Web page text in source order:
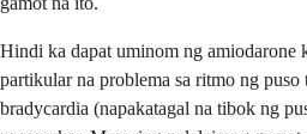
Hindi ka dapat uminom ng amiodarone
partikular na problema sa ritmo ng
bradycardia (napakatagal na tibok ng